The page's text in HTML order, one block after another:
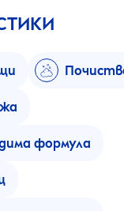
формула